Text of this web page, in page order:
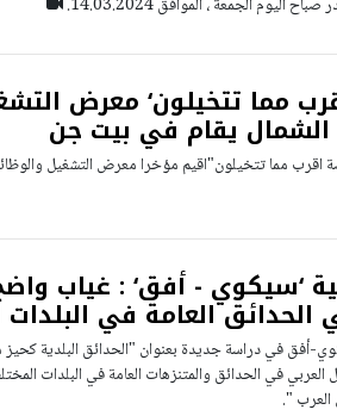
مما تتخيلون‘ معرض
الشمال يقام في بيت جن
مما تتخيلون"اقيم مؤخرا معرض التشغيل
‘سيكوي - أفق‘ : غياب
الحدائق العامة في
أفق في دراسة جديدة بعنوان "الحدائق البلدية
في الحدائق والمتنزهات العامة في البلدات
العرب ".